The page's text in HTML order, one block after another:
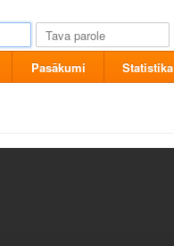
Pasākumi Statistika